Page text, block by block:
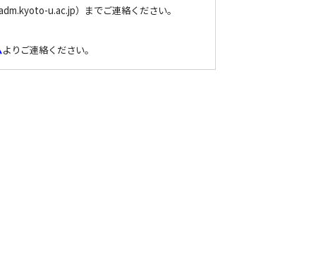
u.ac.jp）までご連絡ください。
よりご連絡ください。